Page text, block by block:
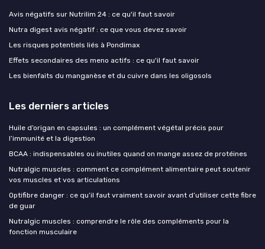
Avis négatifs sur Nutrilim 24 : ce qu'il faut savoir
Nutra digest avis négatif : ce que vous devez savoir
Les risques potentiels liés à Pondimax
Effets secondaires des meno actifs : ce qu'il faut savoir
Les bienfaits du manganèse et du cuivre dans les oligosols
Les derniers articles
Huile d’origan en capsules : un complément végétal précis pour
l’immunité et la digestion
BCAA : indispensables ou inutiles quand on mange assez de protéines
Nutralgic muscles : comment ce complément alimentaire peut soutenir
vos muscles et vos articulations
Optifibre danger : ce qu’il faut vraiment savoir avant d’utiliser cette fibre
de guar
Nutralgic muscles : comprendre le rôle des compléments pour la
fonction musculaire